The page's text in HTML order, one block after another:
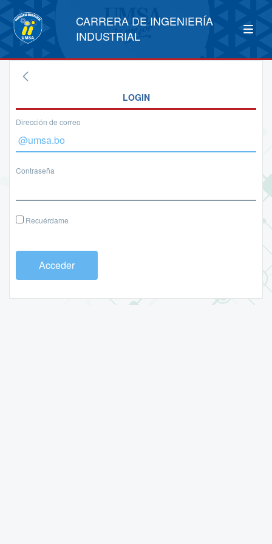
CARRERA DE INGENIERÍA
INDUSTRIAL
LOGIN
Dirección de correo
Contraseña
Recuérdame
Acceder